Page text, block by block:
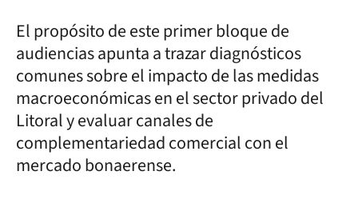
El propósito de este primer bloque de
audiencias apunta a trazar diagnósticos
comunes sobre el impacto de las medidas
macroeconómicas en el sector privado del
Litoral y evaluar canales de
complementariedad comercial con el
mercado bonaerense.